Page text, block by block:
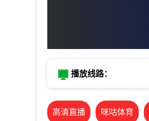
播放线路：
高清直播 咪咕体育